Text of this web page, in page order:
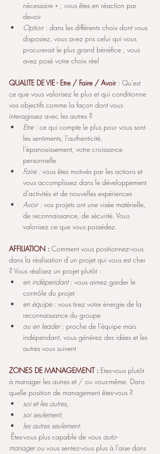
nécessaire » ; vous êtes en réaction par
devoir
Option : dans les différents choix dont vous
disposiez, vous avez pris celui qui vous
procurerait le plus grand bénéfice ; vous
avez posé votre choix réel
QUALITE DE VIE - Etre / Faire / Avoir : Qu’est
ce que vous valorisez le plus et qui conditionne
vos objectifs comme la façon dont vous
interagissez avec les autres ?
Etre : ce qui compte le plus pour vous sont
les sentiments, l’authenticité,
l’épanouissement, votre croissance
personnelle
Faire : vous êtes motivés par les actions et
vous accomplissez dans le développement
d’activités et de nouvelles expériences
Avoir : vos projets ont une visée matérielle,
de reconnaissance, de sécurité. Vous
valorisez ce que vous possédez.
AFFILIATION : Comment vous positionnez-vous
dans la réalisation d’un projet qui vous est cher
? Vous réalisez un projet plutôt :
en indépendant : vous aimez garder le
contrôle du projet
en équipe : vous tirez votre énergie de la
reconnaissance du groupe
ou en leader : proche de l’équipe mais
indépendant, vous générez des idées et les
autres vous suivent
ZONES DE MANAGEMENT : Etes-vous plutôt
à manager les autres et / ou vous-même. Dans
quelle position de management êtes-vous ?
soi et les autres,
soi seulement,
les autres seulement.
Êtes-vous plus capable de vous auto-
manager ou vous sentez-vous plus à l’aise dans